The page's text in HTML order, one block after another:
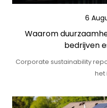
6
Waarom
bedrijven
Corporate sustainability
het